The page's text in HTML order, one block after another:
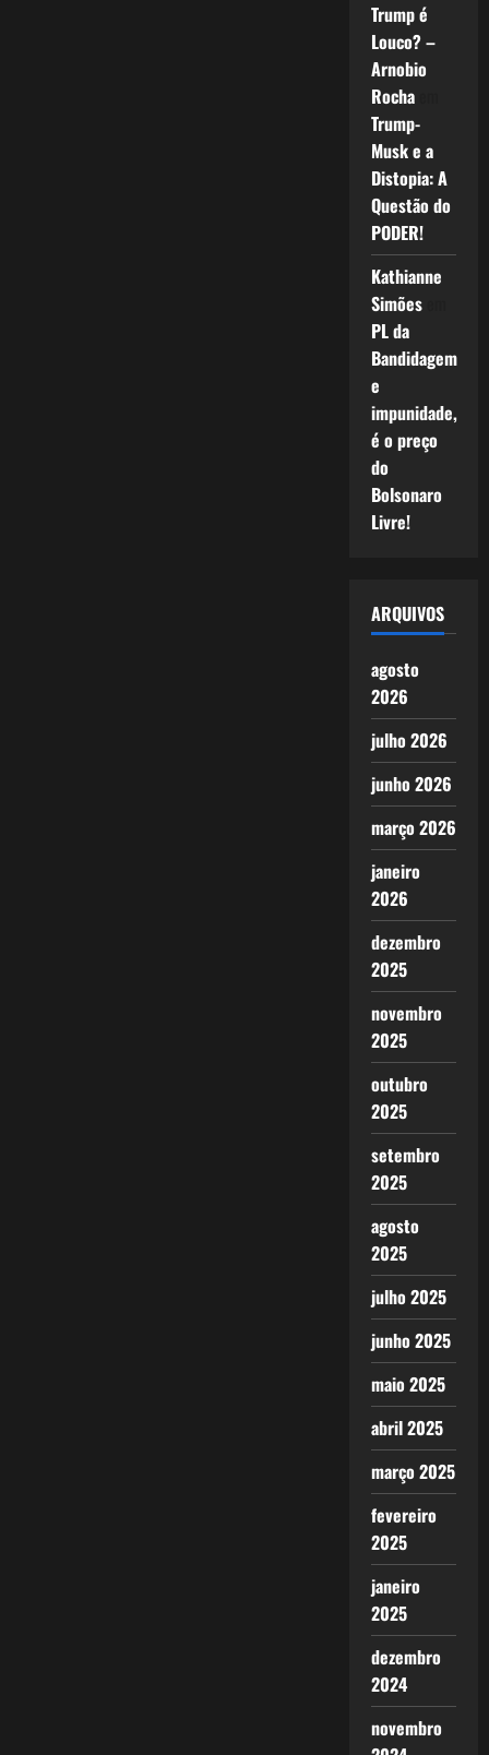
Trump é
Louco? –
Arnobio
Rochaem
Trump-
Musk e a
Distopia: A
Questão do
PODER!
Kathianne
Simõesem
PL da
Bandidagem
e
impunidade,
é o preço
do
Bolsonaro
Livre!
ARQUIVOS
agosto
2026
julho 2026
junho 2026
março 2026
janeiro
2026
dezembro
2025
novembro
2025
outubro
2025
setembro
2025
agosto
2025
julho 2025
junho 2025
maio 2025
abril 2025
março 2025
fevereiro
2025
janeiro
2025
dezembro
2024
novembro